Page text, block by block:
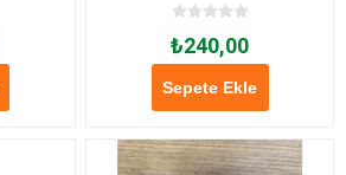
₺240,00
Sepete Ekle